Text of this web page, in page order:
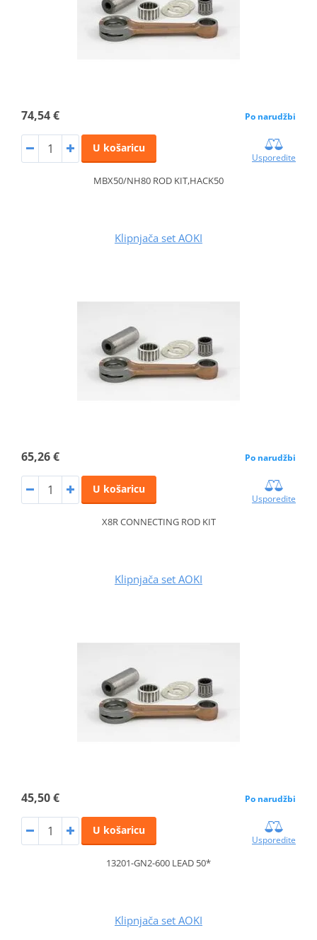
74,54 € Po narudžbi
U košaricu
Usporedite
MBX50/NH80 ROD KIT,HACK50
Klipnjača set AOKI
65,26 € Po narudžbi
U košaricu
Usporedite
X8R CONNECTING ROD KIT
Klipnjača set AOKI
45,50 € Po narudžbi
U košaricu
Usporedite
13201-GN2-600 LEAD 50*
Klipnjača set AOKI